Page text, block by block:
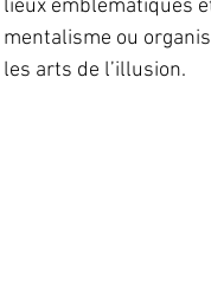
lieux emblématiques
mentalisme ou
les arts de l’illusion.